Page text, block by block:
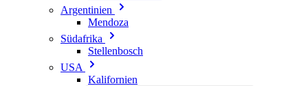
Argentinien
Mendoza
Südafrika
Stellenbosch
USA
Kalifornien